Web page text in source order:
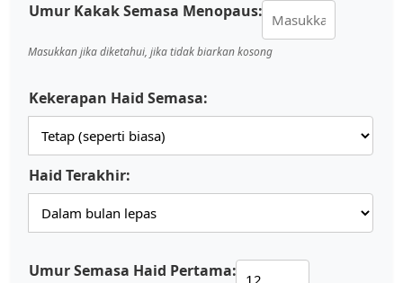
Umur Kakak Semasa Menopaus:
Masukkan jika diketahui, jika tidak biarkan kosong
Kekerapan Haid Semasa:
Haid Terakhir:
Umur Semasa Haid Pertama: